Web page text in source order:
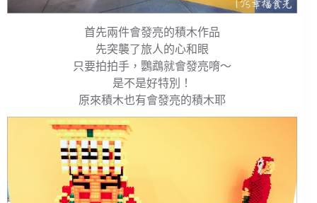
首先兩件會發亮的積木作品
先突襲了旅人的心和眼
只要拍拍手，鸚鵡就會發亮唷～
是不是好特別！
原來積木也有會發亮的積木耶